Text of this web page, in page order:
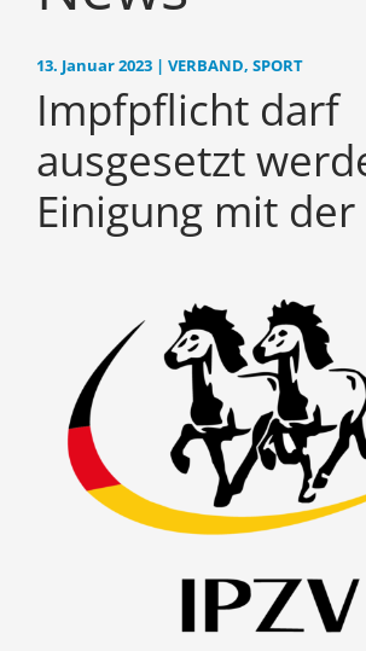
13. Januar 2023 | VERBAND, SPORT
Impfpflicht darf
ausgesetzt
Einigung mit der